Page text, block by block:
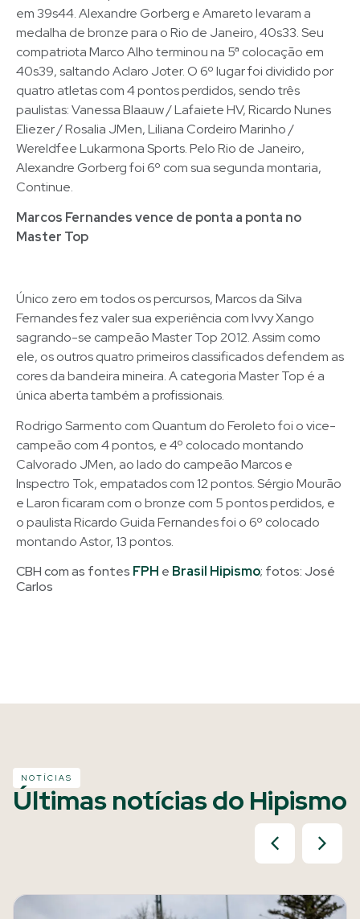
em 39s44. Alexandre Gorberg e Amareto levaram a
medalha de bronze para o Rio de Janeiro, 40s33. Seu
compatriota Marco Alho terminou na 5ª colocação em
40s39, saltando Aclaro Joter. O 6º lugar foi dividido por
quatro atletas com 4 pontos perdidos, sendo três
paulistas: Vanessa Blaauw / Lafaiete HV, Ricardo Nunes
Eliezer / Rosalia JMen, Liliana Cordeiro Marinho /
Wereldfee Lukarmona Sports. Pelo Rio de Janeiro,
Alexandre Gorberg foi 6º com sua segunda montaria,
Continue.
Marcos Fernandes vence de ponta a ponta no
Master Top
Único zero em todos os percursos, Marcos da Silva
Fernandes fez valer sua experiência com Ivvy Xango
sagrando-se campeão Master Top 2012. Assim como
ele, os outros quatro primeiros classificados defendem as
cores da bandeira mineira. A categoria Master Top é a
única aberta também a profissionais.
Rodrigo Sarmento com Quantum do Feroleto foi o vice-
campeão com 4 pontos, e 4º colocado montando
Calvorado JMen, ao lado do campeão Marcos e
Inspectro Tok, empatados com 12 pontos. Sérgio Mourão
e Laron ficaram com o bronze com 5 pontos perdidos, e
o paulista Ricardo Guida Fernandes foi o 6º colocado
montando Astor, 13 pontos.
CBH com as fontes FPH e Brasil Hipismo; fotos: José
Carlos
NOTÍCIAS
Últimas notícias do Hipismo